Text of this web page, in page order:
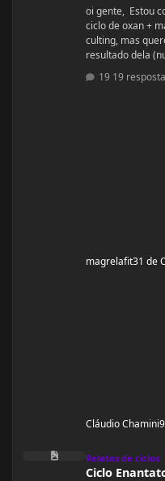
oi gente, Estou com planejamento em iniciar mais 1
ciclo de oxan +
culting, mas
resultado dela
pessoal). ja fiz 2
semanas) e
19
magrelafit31 de
Cláudio Chamini
Ciclo Enantato + primabolan +
Relatos de ciclos
Ciclo